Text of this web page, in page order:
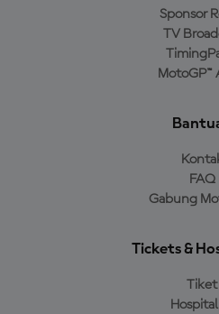
Sponsor
TV
MotoGP™
FAQ
Gabung
Tickets &
Tiket